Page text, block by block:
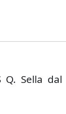
Q. Sella